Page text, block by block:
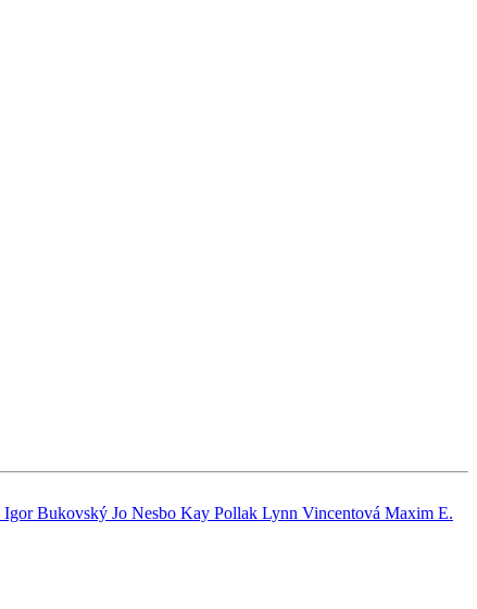
Igor Bukovský Jo Nesbo Kay Pollak Lynn Vincentová Maxim E.